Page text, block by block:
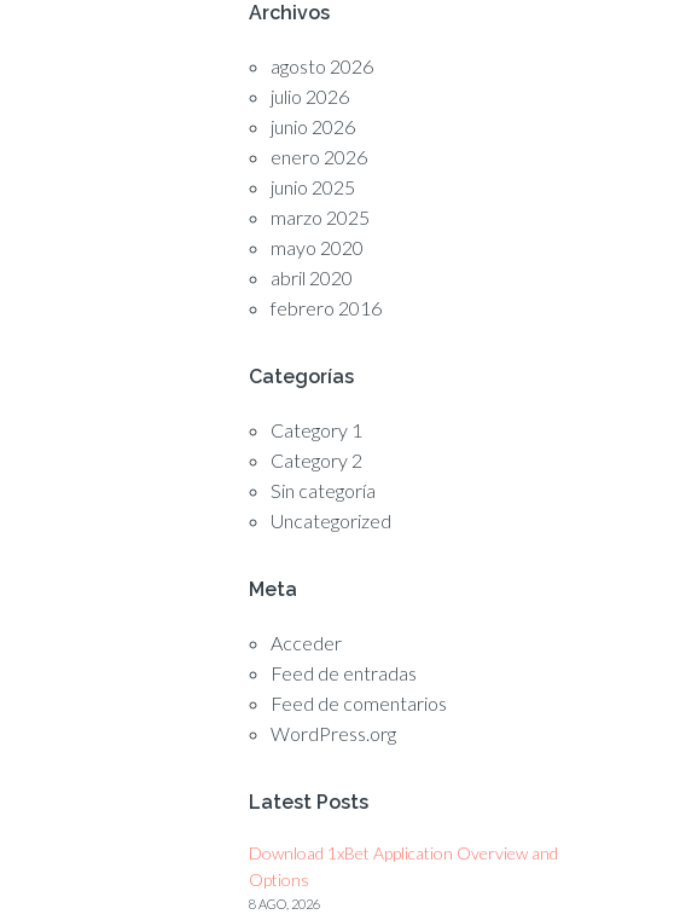
Archivos
agosto 2026
julio 2026
junio 2026
enero 2026
junio 2025
marzo 2025
mayo 2020
abril 2020
febrero 2016
Categorías
Category 1
Category 2
Sin categoría
Uncategorized
Meta
Acceder
Feed de entradas
Feed de comentarios
WordPress.org
Latest Posts
Download 1xBet Application Overview and
Options
8 AGO, 2026